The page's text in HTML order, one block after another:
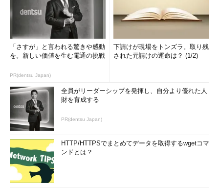
「さすが」と言われる驚きや感動
を。新しい価値を生む電通の挑戦
PR(dentsu Japan)
下請けが現場をトンズラ。取り残
された元請けの運命は？ (1/2)
全員がリーダーシップを発揮し、自分より優れた人
財を育成する
PR(dentsu Japan)
HTTP/HTTPSでまとめてデータを取得するwgetコマ
ンドとは？